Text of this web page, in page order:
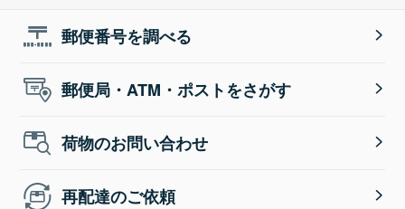
郵便番号を調べる
郵便局・ATM・ポストをさがす
荷物のお問い合わせ
再配達のご依頼